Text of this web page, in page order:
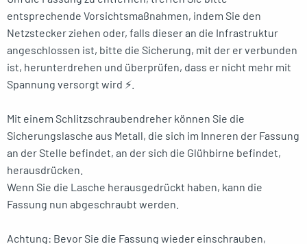
entsprechende Vorsichtsmaßnahmen, indem Sie den
Netzstecker ziehen oder, falls dieser an die Infrastruktur
angeschlossen ist, bitte die Sicherung, mit der er verbunden
ist, herunterdrehen und überprüfen, dass er nicht mehr mit
Spannung versorgt wird ⚡.
Mit einem Schlitzschraubendreher können Sie die
Sicherungslasche aus Metall, die sich im Inneren der Fassung
an der Stelle befindet, an der sich die Glühbirne befindet,
herausdrücken.
Wenn Sie die Lasche herausgedrückt haben, kann die
Fassung nun abgeschraubt werden.
Achtung: Bevor Sie die Fassung wieder einschrauben,